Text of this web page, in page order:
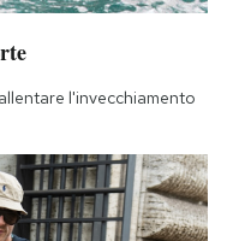
l'invecchiamento